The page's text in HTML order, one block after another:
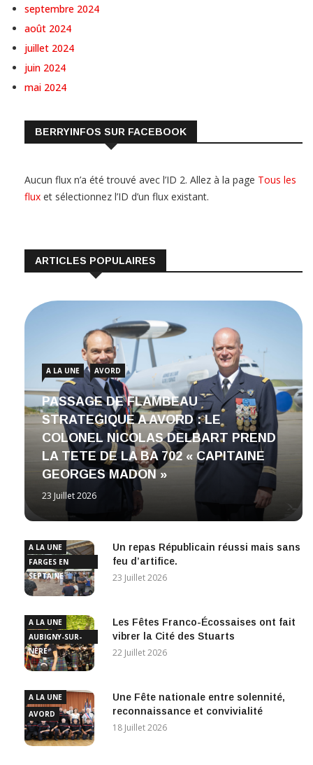
septembre 2024
août 2024
juillet 2024
juin 2024
mai 2024
BERRYINFOS SUR FACEBOOK
Aucun flux n’a été trouvé avec l’ID 2. Allez à la page Tous les
flux et sélectionnez l’ID d’un flux existant.
ARTICLES POPULAIRES
A LA UNE AVORD
PASSAGE DE FLAMBEAU
STRATEGIQUE A AVORD : LE
COLONEL NICOLAS DELBART PREND
LA TETE DE LA BA 702 « CAPITAINE
GEORGES MADON »
23 Juillet 2026
A LA UNE
FARGES EN
SEPTAINE
Un repas Républicain réussi mais sans
feu d’artifice.
23 Juillet 2026
A LA UNE
AUBIGNY-SUR-
NÈRE
Les Fêtes Franco-Écossaises ont fait
vibrer la Cité des Stuarts
22 Juillet 2026
A LA UNE
AVORD
Une Fête nationale entre solennité,
reconnaissance et convivialité
18 Juillet 2026